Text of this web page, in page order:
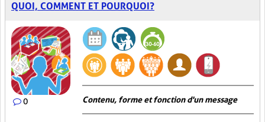
QUOI, COMMENT ET POURQUOI?
0 Contenu, forme et fonction d'un message